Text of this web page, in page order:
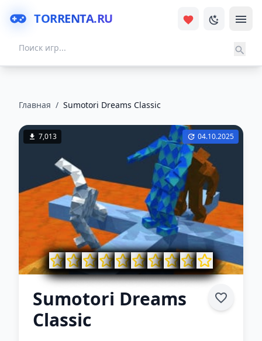
TORRENTA.RU
Главная / Sumotori Dreams Classic
7,013 04.10.2025
Sumotori Dreams
Classic